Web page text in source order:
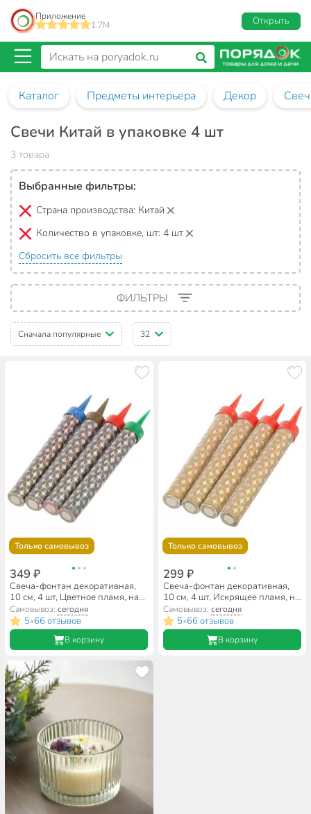
Приложение
1.7M
Открыть
Каталог Предметы интерьера Декор
Свечи Китай в упаковке 4 шт
3 товара
Выбранные фильтры:
Страна производства: Китай
Количество в упаковке, шт: 4 шт
Сбросить все фильтры
ФИЛЬТРЫ
Сначала популярные 32
Только самовывоз
349 ₽
Свеча-фонтан декоративная,
10 см, 4 шт, Цветное пламя, на
30 секунд, дб008мф/РТС-1030
Самовывоз:сегодня
5•66 отзывов
В корзину
Только самовывоз
299 ₽
Свеча-фонтан декоративная,
10 см, 4 шт, Искрящее пламя, на
30 секунд, дб003мф/ТС-1030
Самовывоз: сегодня
5•66 отзывов
В корзину